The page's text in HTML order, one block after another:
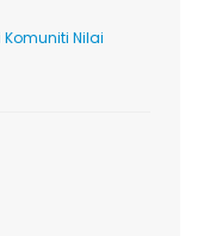
Komuniti Nilai